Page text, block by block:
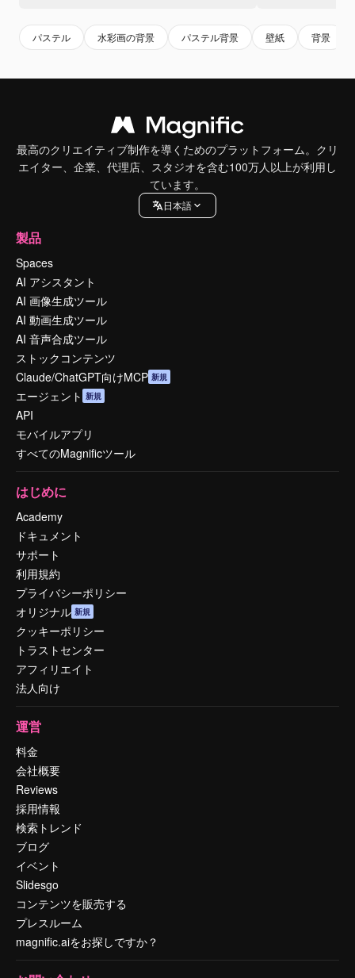
パステル 水彩画の背景 パステル背景 壁紙 背景
最高のクリエイティブ制作を導くためのプラットフォーム。クリ
エイター、企業、代理店、スタジオを含む100万人以上が利用し
ています。
日本語
製品
Spaces
AI アシスタント
AI 画像生成ツール
AI 動画生成ツール
AI 音声合成ツール
ストックコンテンツ
Claude/ChatGPT向けMCP 新規
エージェント 新規
API
モバイルアプリ
すべてのMagnificツール
はじめに
Academy
ドキュメント
サポート
利用規約
プライバシーポリシー
オリジナル 新規
クッキーポリシー
トラストセンター
アフィリエイト
法人向け
運営
料金
会社概要
Reviews
採用情報
検索トレンド
ブログ
イベント
Slidesgo
コンテンツを販売する
プレスルーム
magnific.aiをお探しですか？